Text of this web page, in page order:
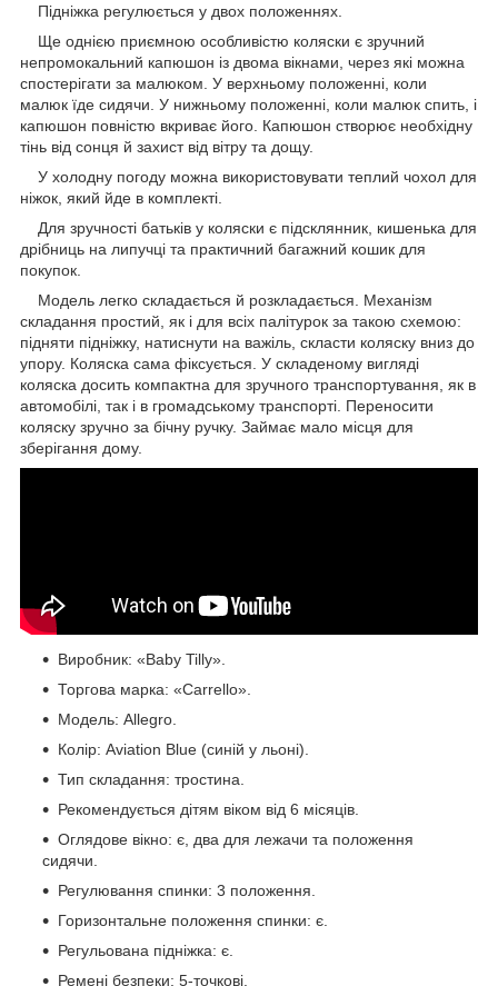
Підніжка регулюється у двох положеннях.
Ще однією приємною особливістю коляски є зручний
непромокальний капюшон із двома вікнами, через які можна
спостерігати за малюком. У верхньому положенні, коли
малюк їде сидячи. У нижньому положенні, коли малюк спить, і
капюшон повністю вкриває його. Капюшон створює необхідну
тінь від сонця й захист від вітру та дощу.
У холодну погоду можна використовувати теплий чохол для
ніжок, який йде в комплекті.
Для зручності батьків у коляски є підсклянник, кишенька для
дрібниць на липучці та практичний багажний кошик для
покупок.
Модель легко складається й розкладається. Механізм
складання простий, як і для всіх палітурок за такою схемою:
підняти підніжку, натиснути на важіль, скласти коляску вниз до
упору. Коляска сама фіксується. У складеному вигляді
коляска досить компактна для зручного транспортування, як в
автомобілі, так і в громадському транспорті. Переносити
коляску зручно за бічну ручку. Займає мало місця для
зберігання дому.
Виробник: «Baby Tilly».
Торгова марка: «Carrello».
Модель: Allegro.
Колір: Aviation Blue (синій у льоні).
Тип складання: тростина.
Рекомендується дітям віком від 6 місяців.
Оглядове вікно: є, два для лежачи та положення
сидячи.
Регулювання спинки: 3 положення.
Горизонтальне положення спинки: є.
Регульована підніжка: є.
Ремені безпеки: 5-точкові.